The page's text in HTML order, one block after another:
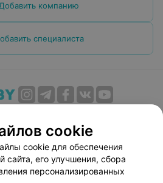
Добавить компанию
специалиста
Публичный договор
соглашение
Способы оплаты
Партнеры
cookie
cookie для обеспечения
сайта, его улучшения, сбора
персонализированных